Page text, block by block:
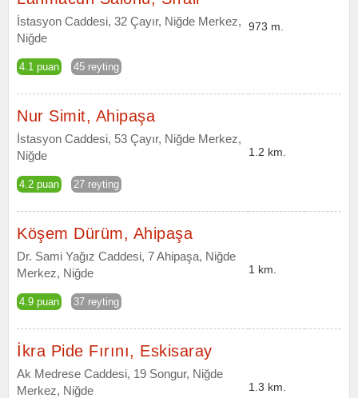
İstasyon Caddesi, 32 Çayır, Niğde Merkez,
Niğde
4.1 puan 45 reyting
973 m.
Nur Simit, Ahipaşa
İstasyon Caddesi, 53 Çayır, Niğde Merkez,
Niğde
4.2 puan 27 reyting
1.2 km.
Köşem Dürüm, Ahipaşa
Dr. Sami Yağız Caddesi, 7 Ahipaşa, Niğde
Merkez, Niğde
4.9 puan 37 reyting
1 km.
İkra Pide Fırını, Eskisaray
Ak Medrese Caddesi, 19 Songur, Niğde
Merkez, Niğde
1.3 km.